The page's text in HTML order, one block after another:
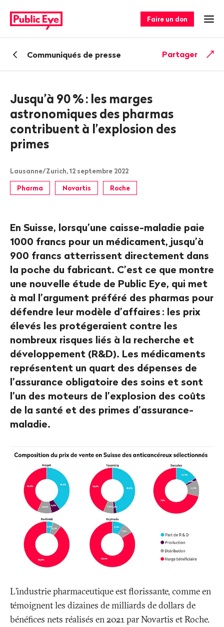
sur
publiceye.ch
rapide
Faire un don
RetourCommuniqués de presse Partager
Jusqu’à 90%: les marges
astronomiques des pharmas
contribuent à l’explosion des
primes
Lausanne/Zurich, 12 septembre 2022
Pharma Novartis Roche
En Suisse, lorsqu’une caisse-maladie paie
1000 francs pour un médicament, jusqu’à
900 francs atterrissent directement dans
la poche du fabricant. C’est ce que montre
une nouvelle étude de Public Eye, qui met
à mal l’argument préféré des pharmas pour
défendre leur modèle d’affaires : les prix
élevés les protégeraient contre les
nombreux risques liés à la recherche et
développement (R&D). Les médicaments
représentent un quart des dépenses de
l’assurance obligatoire des soins et sont
l’un des moteurs de l’explosion des coûts
de la santé et des primes d’assurance-
maladie.
L’industrie pharmaceutique est florissante, comme en
témoignent les dizaines de milliards de dollars de
bénéfices nets réalisés en 2021 par Novartis et Roche.